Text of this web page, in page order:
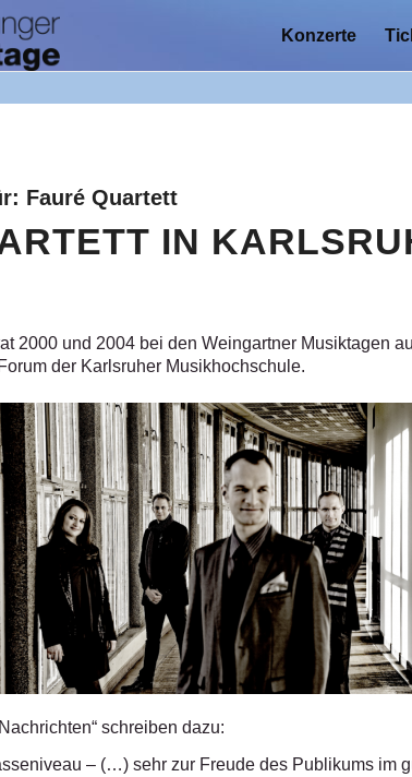
Konzerte
Fauré Quartett
IN
2000 und 2004 bei den Weingartner Musiktagen
der Karlsruher Musikhochschule.
schreiben dazu:
– (…) sehr zur Freude des Publikums im